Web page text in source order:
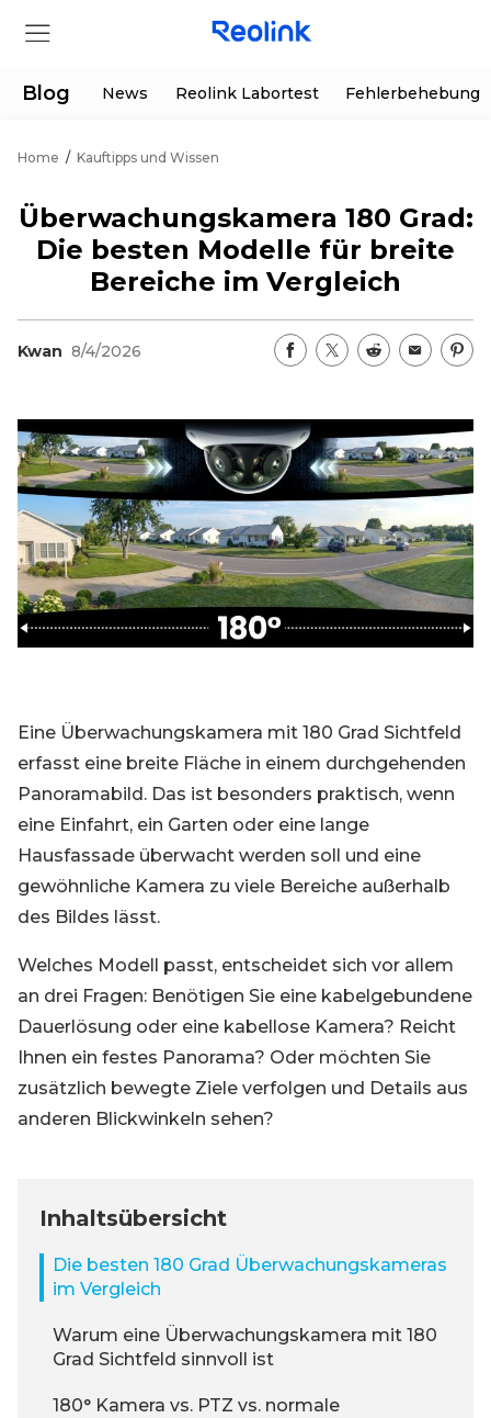
Produkte
Supportanfrage
App & Client
Blog
Kontakt
Aktionen
Sonderangebot
Generalüberholt
Partner
Bestellung verfolgen
Registrieren
Einloggen
Blog News Reolink Labortest Fehlerbehebung
Home / Kauftipps und Wissen
Überwachungskamera 180 Grad:
Die besten Modelle für breite
Bereiche im Vergleich
Kwan 8/4/2026
Eine Überwachungskamera mit 180 Grad Sichtfeld
erfasst eine breite Fläche in einem durchgehenden
Panoramabild. Das ist besonders praktisch, wenn
eine Einfahrt, ein Garten oder eine lange
Hausfassade überwacht werden soll und eine
gewöhnliche Kamera zu viele Bereiche außerhalb
des Bildes lässt.
Welches Modell passt, entscheidet sich vor allem
an drei Fragen: Benötigen Sie eine kabelgebundene
Dauerlösung oder eine kabellose Kamera? Reicht
Ihnen ein festes Panorama? Oder möchten Sie
zusätzlich bewegte Ziele verfolgen und Details aus
anderen Blickwinkeln sehen?
Inhaltsübersicht
Die besten 180 Grad Überwachungskameras
im Vergleich
Warum eine Überwachungskamera mit 180
Grad Sichtfeld sinnvoll ist
180° Kamera vs. PTZ vs. normale